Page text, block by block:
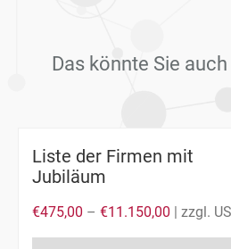
Das könnte Sie
Liste der Firmen mit
Jubiläum
€475,00 – €11.150,00 | zzgl.